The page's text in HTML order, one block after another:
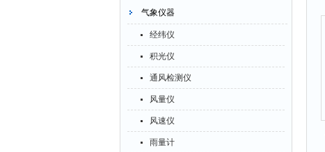
气象仪器
经纬仪
积光仪
通风检测仪
风量仪
风速仪
雨量计